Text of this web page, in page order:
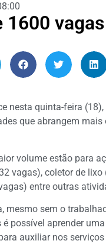
nesta quinta-feira
que abrangem
volume estão para
vagas), coletor de lixo
entre outras
mesmo sem o
possível aprender
auxiliar nos